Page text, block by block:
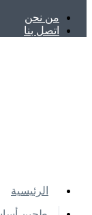
ﻣﻦ ﻧﺤﻦ
اتصل بنا
اﻟﺮﺋﻴﺴﻴﺔ